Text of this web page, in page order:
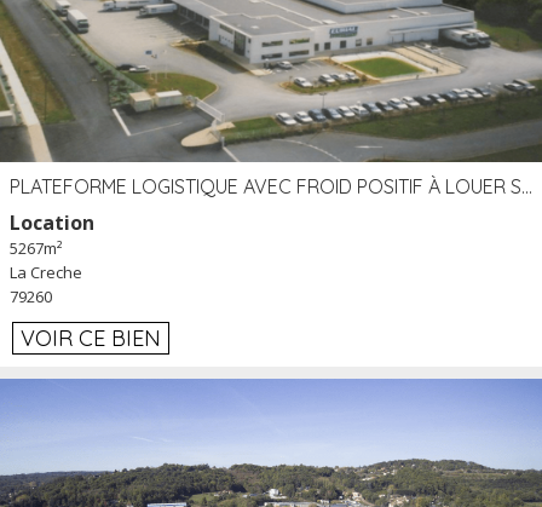
PLATEFORME LOGISTIQUE AVEC FROID POSITIF À LOUER SECTEUR NIORT (79)
Location
5267m²
La Creche
79260
VOIR CE BIEN